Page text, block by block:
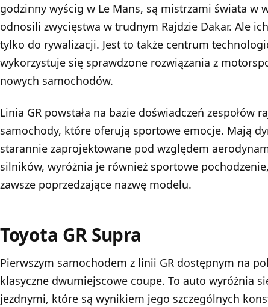
godzinny wyścig w Le Mans, są mistrzami świata w
odnosili zwycięstwa w trudnym Rajdzie Dakar. Ale
tylko do rywalizacji. Jest to także centrum
wykorzystuje się sprawdzone rozwiązania z
nowych samochodów.
Linia GR powstała na bazie doświadczeń zespołów
samochody, które oferują sportowe emocje. Mają
starannie zaprojektowane pod względem
silników, wyróżnia je również sportowe
zawsze poprzedzające nazwę modelu.
Toyota GR Supra
Pierwszym samochodem z linii GR dostępnym na
klasyczne dwumiejscowe coupe. To auto wyróżnia
jezdnymi, które są wynikiem jego szczególnych